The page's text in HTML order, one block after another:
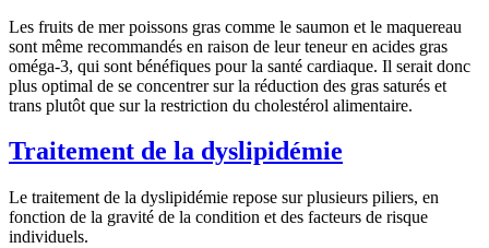
Les fruits de mer poissons gras comme le saumon et le maquereau
sont même recommandés en raison de leur teneur en acides gras
oméga-3, qui sont bénéfiques pour la santé cardiaque. Il serait donc
plus optimal de se concentrer sur la réduction des gras saturés et
trans plutôt que sur la restriction du cholestérol alimentaire.
Traitement de la dyslipidémie
Le traitement de la dyslipidémie repose sur plusieurs piliers, en
fonction de la gravité de la condition et des facteurs de risque
individuels.